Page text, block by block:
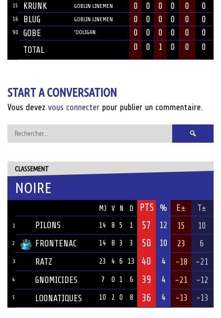
15 KRUNK GOBLIN LINEMEN 0 0 0 0 0 0
16 BLUG GOBLIN LINEMEN 0 0 0 0 0 0
90 GOBE 'OOLIGAN 0 0 0 0 0
0
TOTAL
0 0 1 0 0 0
START A CONVERSATION
Vous devez vous connecter pour publier un commentaire.
Rechercher :
CLASSEMENT
NOIRE
MJ V N D PTS % E± T±
1 PILONS 14 8 5 1 57 12 15 10
2 FRONTENAC 14 8 3 3 50 10 23 6
3 RATZ 23 4 6 13 40 4 -18 -21
4 GNOMICIDES 7 0 1 6 39 4 -21 -12
5 LOONATIQUES 10 2 0 8 36 4 -13 -13